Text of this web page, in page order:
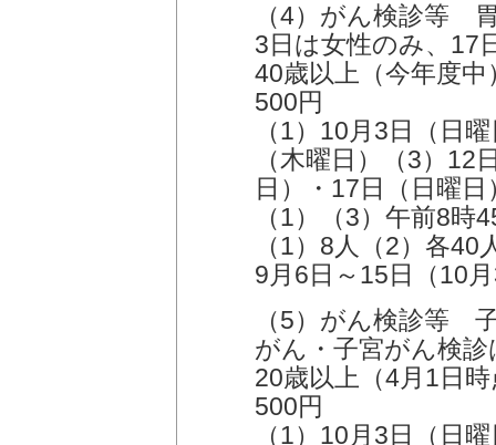
（4）がん検診等
3日は女性のみ、17
40歳以上（今年度
500円
（1）10月3日（日
（木曜日）（3）12
日）・17日（日曜
（1）（3）午前8時
（1）8人（2）各40
9月6日～15日（10
（5）がん検診等
がん・子宮がん検
20歳以上（4月1日
500円
（1）10月3日（日